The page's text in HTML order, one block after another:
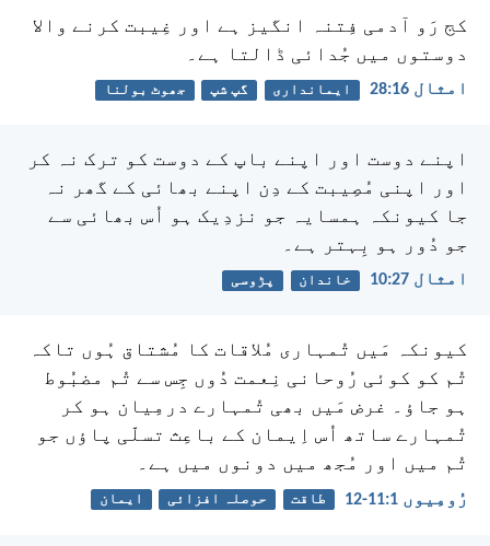
کج رَو آدمی فِتنہ انگیز ہے اور غِیبت کرنے والا
دوستوں میں جُدائی ڈالتا ہے۔
امثال 16:‏28 ایمانداری گپ شپ جھوٹ بولنا
اپنے دوست اور اپنے باپ کے دوست کو ترک نہ کر
اور اپنی مُصِیبت کے دِن اپنے بھائی کے گھر نہ
جا کیونکہ ہمسایہ جو نزدِیک ہو اُس بھائی سے
جو دُور ہو بِہتر ہے۔
امثال 27:‏10 خاندان پڑوسی
کیونکہ مَیں تُمہاری مُلاقات کا مُشتاق ہُوں تاکہ
تُم کو کوئی رُوحانی نِعمت دُوں جِس سے تُم مضبُوط
ہو جاؤ۔ غرض مَیں بھی تُمہارے درمِیان ہو کر
تُمہارے ساتھ اُس اِیمان کے باعِث تسلّی پاؤں جو
تُم میں اور مُجھ میں دونوں میں ہے۔
رُومِیوں 1:‏11-‏12 طاقت حوصلہ افزائی ایمان